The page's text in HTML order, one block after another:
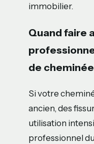
immobilier.
Quand faire
de
Si votre
ancien, des
utilisation
professionnel